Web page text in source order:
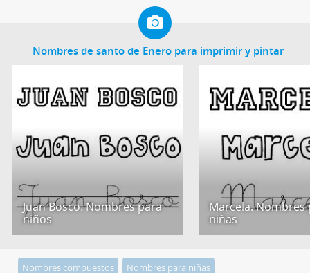
Nombres de santo de Enero para imprimir y pintar
Juan Bosco. Nombres para
niños
Marcela. Nombres
niñas
Nombres compuestos
Nombres para niñas